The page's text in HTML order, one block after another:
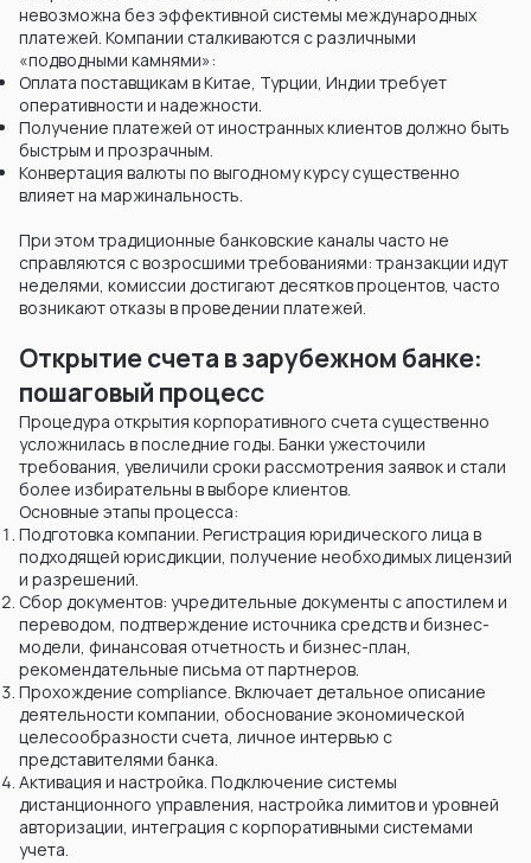
невозможна без эффективной системы международных
платежей. Компании сталкиваются с различными
«подводными камнями»:
Оплата поставщикам в Китае, Турции, Индии требует
оперативности и надежности.
Получение платежей от иностранных клиентов должно быть
быстрым и прозрачным.
Конвертация валюты по выгодному курсу существенно
влияет на маржинальность.
При этом традиционные банковские каналы часто не
справляются с возросшими требованиями: транзакции идут
неделями, комиссии достигают десятков процентов, часто
возникают отказы в проведении платежей.
Открытие счета в зарубежном банке:
пошаговый процесс
Процедура открытия корпоративного счета существенно
усложнилась в последние годы. Банки ужесточили
требования, увеличили сроки рассмотрения заявок и стали
более избирательны в выборе клиентов.
Основные этапы процесса:
Подготовка компании. Регистрация юридического лица в
подходящей юрисдикции, получение необходимых лицензий
и разрешений.
Сбор документов: учредительные документы с апостилем и
переводом, подтверждение источника средств и бизнес-
модели, финансовая отчетность и бизнес-план,
рекомендательные письма от партнеров.
Прохождение compliance. Включает детальное описание
деятельности компании, обоснование экономической
целесообразности счета, личное интервью с
представителями банка.
Активация и настройка. Подключение системы
дистанционного управления, настройка лимитов и уровней
авторизации, интеграция с корпоративными системами
учета.